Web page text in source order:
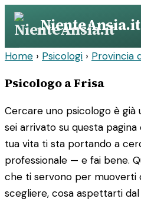
Vai
contenuto
NienteAnsia.it
Home › Psicologi › Provincia
Psicologo a Frisa
Cercare uno psicologo è già
sei arrivato su questa
tua vita ti sta portando a
professionale — e fai bene.
che ti servono per muoverti
scegliere, cosa aspettarti